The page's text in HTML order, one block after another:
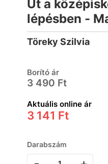
Út a
lépésben -
Töreky Szilvia
Borító ár
3 490 Ft
Aktuális online ár
3 141 Ft
Darabszám